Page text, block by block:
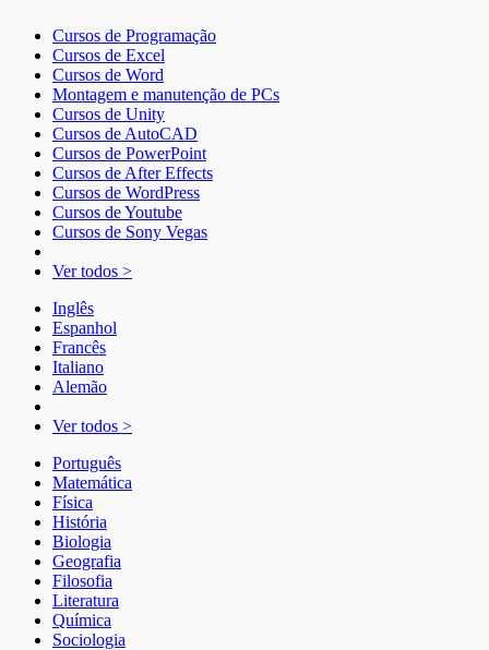
Cursos de Programação
Cursos de Excel
Cursos de Word
Montagem e manutenção de PCs
Cursos de Unity
Cursos de AutoCAD
Cursos de PowerPoint
Cursos de After Effects
Cursos de WordPress
Cursos de Youtube
Cursos de Sony Vegas
Ver todos >
Inglês
Espanhol
Francês
Italiano
Alemão
Ver todos >
Português
Matemática
Física
História
Biologia
Geografia
Filosofia
Literatura
Química
Sociologia